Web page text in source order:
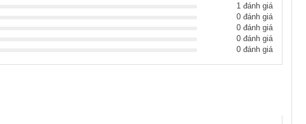
1 đánh giá
0 đánh giá
0 đánh giá
0 đánh giá
0 đánh giá